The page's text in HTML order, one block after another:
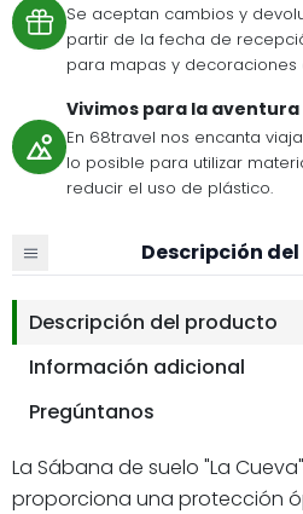
Se aceptan cambios y
partir de la fecha de
para mapas y decoraciones
Vivimos para la aventura
En 68travel nos encanta
lo posible para utilizar
reducir el uso de plástico.
Descripción
Descripción del producto
Información adicional
Pregúntanos
La Sábana de suelo "La Cueva"
proporciona una protección